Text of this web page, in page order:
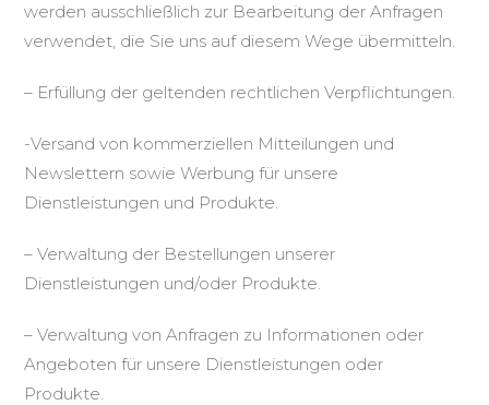
werden ausschließlich zur Bearbeitung der Anfragen
verwendet, die Sie uns auf diesem Wege übermitteln.
– Erfüllung der geltenden rechtlichen Verpflichtungen.
-Versand von kommerziellen Mitteilungen und
Newslettern sowie Werbung für unsere
Dienstleistungen und Produkte.
– Verwaltung der Bestellungen unserer
Dienstleistungen und/oder Produkte.
– Verwaltung von Anfragen zu Informationen oder
Angeboten für unsere Dienstleistungen oder
Produkte.